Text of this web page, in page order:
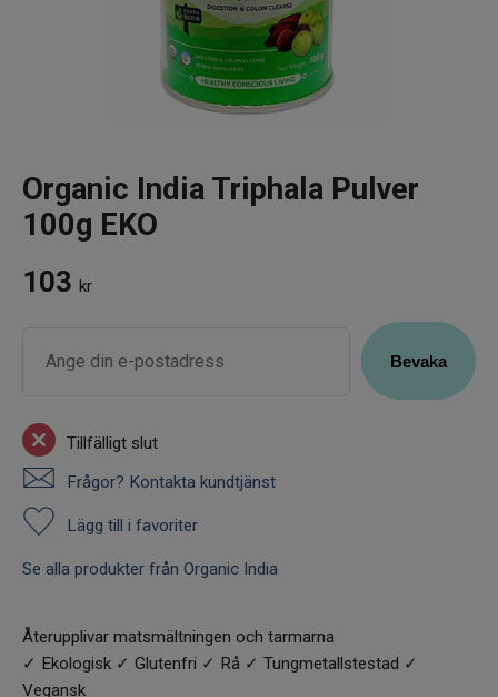
Organic India Triphala Pulver
100g EKO
103 kr
Tillfälligt slut
Frågor? Kontakta kundtjänst
Lägg till i favoriter
Se alla produkter från Organic India
Återupplivar matsmältningen och tarmarna
✓ Ekologisk ✓ Glutenfri ✓ Rå ✓ Tungmetallstestad ✓
Vegansk